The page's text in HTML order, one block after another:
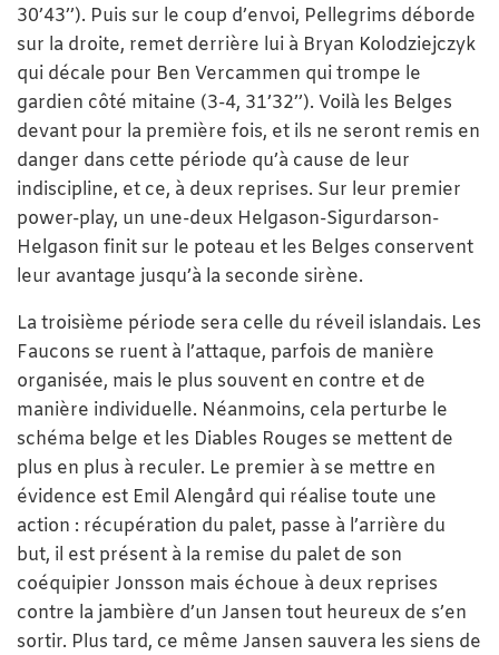
30’43’’). Puis sur le coup d’envoi, Pellegrims déborde
sur la droite, remet derrière lui à Bryan Kolodziejczyk
qui décale pour Ben Vercammen qui trompe le
gardien côté mitaine (3-4, 31’32’’). Voilà les Belges
devant pour la première fois, et ils ne seront remis en
danger dans cette période qu’à cause de leur
indiscipline, et ce, à deux reprises. Sur leur premier
power-play, un une-deux Helgason-Sigurdarson-
Helgason finit sur le poteau et les Belges conservent
leur avantage jusqu’à la seconde sirène.
La troisième période sera celle du réveil islandais. Les
Faucons se ruent à l’attaque, parfois de manière
organisée, mais le plus souvent en contre et de
manière individuelle. Néanmoins, cela perturbe le
schéma belge et les Diables Rouges se mettent de
plus en plus à reculer. Le premier à se mettre en
évidence est Emil Alengård qui réalise toute une
action : récupération du palet, passe à l’arrière du
but, il est présent à la remise du palet de son
coéquipier Jonsson mais échoue à deux reprises
contre la jambière d’un Jansen tout heureux de s’en
sortir. Plus tard, ce même Jansen sauvera les siens de